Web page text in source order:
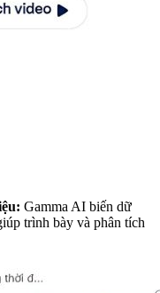
Gamma AI biến dữ
trình bày và phân tích